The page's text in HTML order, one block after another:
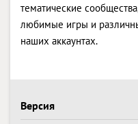
тематические
любимые игры и
наших аккаунтах.
Версия